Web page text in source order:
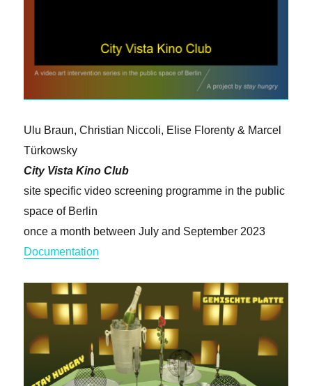
Ulu Braun, Christian Niccoli, Elise Florenty & Marcel
Türkowsky
City Vista Kino Club
site specific video screening programme in the public
space of Berlin
once a month between July and September 2023
Documentation